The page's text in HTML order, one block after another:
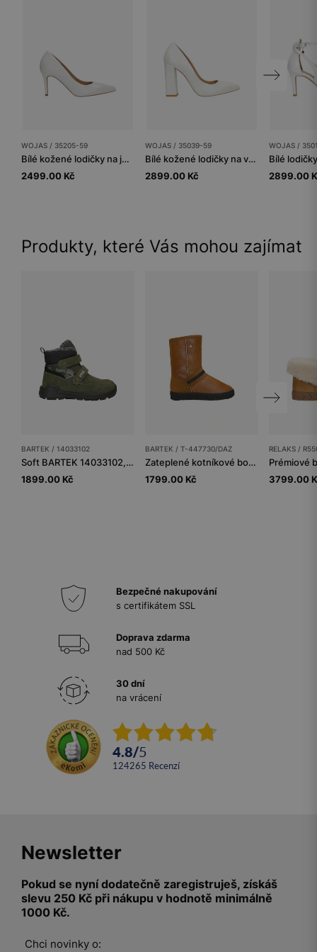
WOJAS / 35205-59
Bílé kožené lodičky na jehlovém podpatku
2499.00 Kč
WOJAS / 35039-59
Bílé kožené lodičky na vysokém podpatku s perleťovým leskem
2899.00 Kč
WOJAS /
2899.00
Produkty, které Vás mohou zajímat
BARTEK / 14033102
Soft BARTEK 14033102, pro kluky, zelené
1899.00 Kč
BARTEK / T-447730/DAZ
Zateplené kotníkové boty BARTEK T-447730/DAZ, pro dívky, hnědé
1799.00 Kč
RELAKS /
3799.00
Bezpečné nakupování
s certifikátem SSL
Doprava zdarma
nad 500 Kč
30 dní
na vrácení
4.8/5
124265 recenzí
Newsletter
Pokud se nyní dodatečně zaregistruješ, získáš
slevu 250 Kč při nákupu v hodnotě minimálně
1000 Kč.
Chci novinky o: